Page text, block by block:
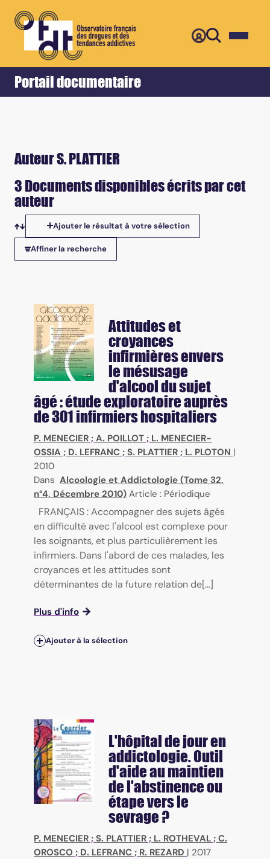
Portail documentaire
Accueil Retour
Auteur S. PLATTIER
3 Documents disponibles écrits par cet
auteur
Tris disponibles
Ajouter le résultat à votre sélection
Affiner la recherche
Attitudes et
croyances
infirmières envers
le mésusage
d'alcool du sujet
âgé : étude exploratoire auprès
de 301 infirmiers hospitaliers
P. MENECIER ; A. POILLOT ; L. MENECIER-
OSSIA ; D. LEFRANC ; S. PLATTIER ; L. PLOTON |
2010
Dans Alcoologie et Addictologie (Tome 32,
n°4, Décembre 2010) Article : Périodique
FRANÇAIS : Accompagner des sujets âgés
en difficulté avec l'alcool est complexe pour
les soignants, et plus particulièrement les
infirmiers. Dans l'abord de ces malades, les
croyances et les attitudes sont
déterminantes de la future relation de[...]
Plus d'info
Ajouter à la sélection
L'hôpital de jour en
addictologie. Outil
d'aide au maintien
de l'abstinence ou
étape vers le
sevrage ?
P. MENECIER ; S. PLATTIER ; L. ROTHEVAL ; C.
OROSCO ; D. LEFRANC ; R. REZARD | 2017